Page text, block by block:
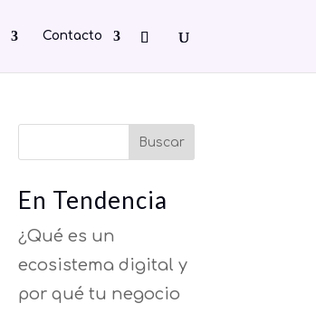
Contacto
Buscar
En Tendencia
¿Qué es un
ecosistema digital y
por qué tu negocio